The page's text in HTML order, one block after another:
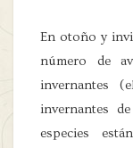
En otoño y
número de
invernantes
invernantes
especies